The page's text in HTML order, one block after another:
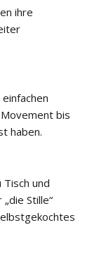
ihre
bis
haben.
und
Stille“